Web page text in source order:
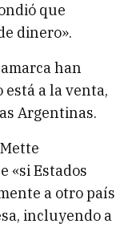
que
dinero».
han
está a la venta,
Argentinas.
«si Estados
a otro país
incluyendo a